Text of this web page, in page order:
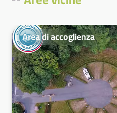
Area di accoglienza